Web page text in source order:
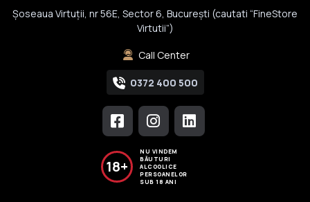
Șoseaua Virtuții, nr 56E, Sector 6, București (cautati “FineStore
Virtutii”)
Call Center
0372 400 500
18+
NU VINDEM
BĂUTURI
ALCOOLICE
PERSOANELOR
SUB 18 ANI